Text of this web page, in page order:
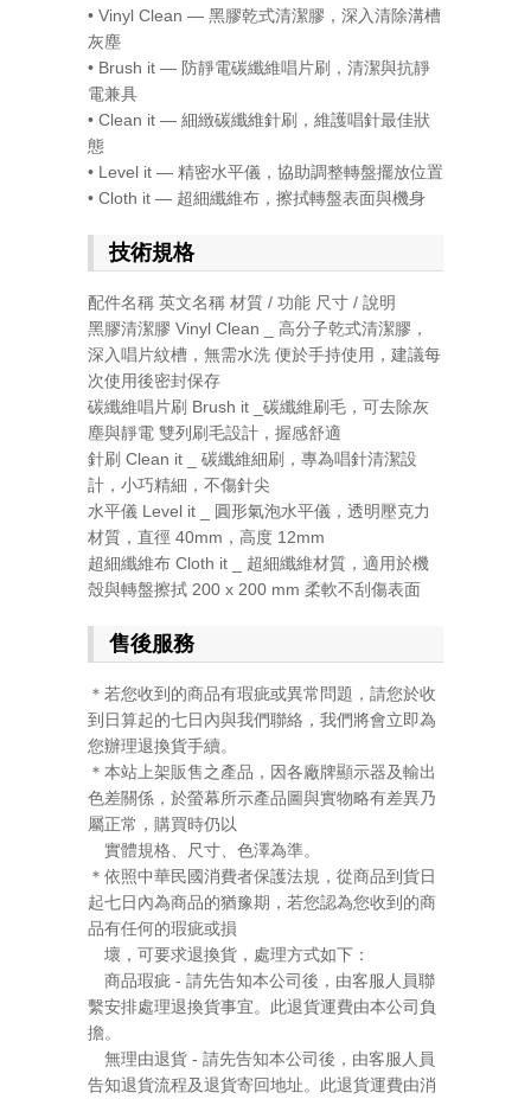
• Vinyl Clean — 黑膠乾式清潔膠，深入清除溝槽
灰塵
• Brush it — 防靜電碳纖維唱片刷，清潔與抗靜
電兼具
• Clean it — 細緻碳纖維針刷，維護唱針最佳狀
態
• Level it — 精密水平儀，協助調整轉盤擺放位置
• Cloth it — 超細纖維布，擦拭轉盤表面與機身
技術規格
配件名稱 英文名稱 材質 / 功能 尺寸 / 說明
黑膠清潔膠 Vinyl Clean _ 高分子乾式清潔膠，
深入唱片紋槽，無需水洗 便於手持使用，建議每
次使用後密封保存
碳纖維唱片刷 Brush it _碳纖維刷毛，可去除灰
塵與靜電 雙列刷毛設計，握感舒適
針刷 Clean it _ 碳纖維細刷，專為唱針清潔設
計，小巧精細，不傷針尖
水平儀 Level it _ 圓形氣泡水平儀，透明壓克力
材質，直徑 40mm，高度 12mm
超細纖維布 Cloth it _ 超細纖維材質，適用於機
殼與轉盤擦拭 200 x 200 mm 柔軟不刮傷表面
售後服務
＊若您收到的商品有瑕疵或異常問題，請您於收
到日算起的七日內與我們聯絡，我們將會立即為
您辦理退換貨手續。
＊本站上架販售之產品，因各廠牌顯示器及輸出
色差關係，於螢幕所示產品圖與實物略有差異乃
屬正常，購買時仍以
實體規格、尺寸、色澤為準。
＊依照中華民國消費者保護法規，從商品到貨日
起七日內為商品的猶豫期，若您認為您收到的商
品有任何的瑕疵或損
壞，可要求退換貨，處理方式如下：
商品瑕疵 - 請先告知本公司後，由客服人員聯
繫安排處理退換貨事宜。此退貨運費由本公司負
擔。
無理由退貨 - 請先告知本公司後，由客服人員
告知退貨流程及退貨寄回地址。此退貨運費由消